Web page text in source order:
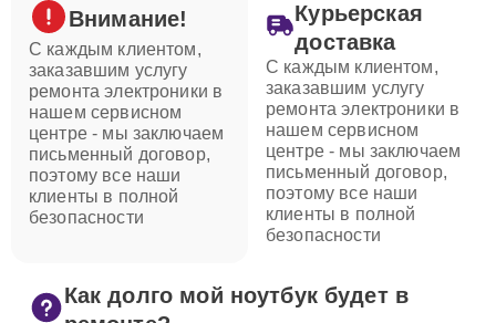
Внимание!
С каждым клиентом,
заказавшим услугу
ремонта электроники в
нашем сервисном
центре - мы заключаем
письменный договор,
поэтому все наши
клиенты в полной
безопасности
Курьерская
доставка
С каждым клиентом,
заказавшим услугу
ремонта электроники в
нашем сервисном
центре - мы заключаем
письменный договор,
поэтому все наши
клиенты в полной
безопасности
Как долго мой ноутбук будет в